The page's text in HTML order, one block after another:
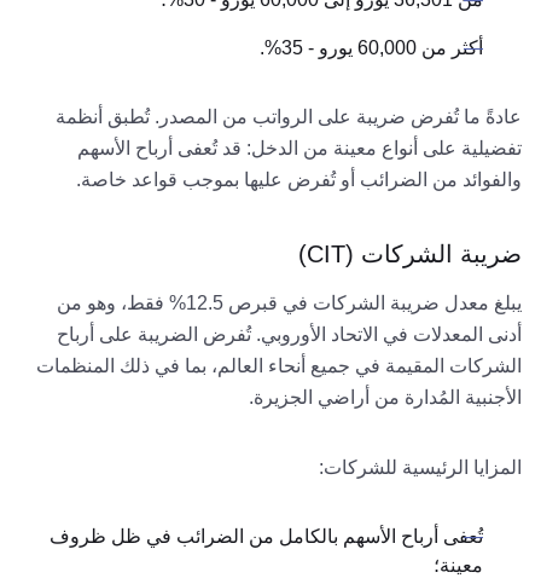
أكثر من 60,000 يورو - 35%.
عادةً ما تُفرض ضريبة على الرواتب من المصدر. تُطبق أنظمة
تفضيلية على أنواع معينة من الدخل: قد تُعفى أرباح الأسهم
والفوائد من الضرائب أو تُفرض عليها بموجب قواعد خاصة.
ضريبة الشركات (CIT)
يبلغ معدل ضريبة الشركات في قبرص 12.5% ​​فقط، وهو من
أدنى المعدلات في الاتحاد الأوروبي. تُفرض الضريبة على أرباح
الشركات المقيمة في جميع أنحاء العالم، بما في ذلك المنظمات
الأجنبية المُدارة من أراضي الجزيرة.
المزايا الرئيسية للشركات:
تُعفى أرباح الأسهم بالكامل من الضرائب في ظل ظروف
معينة؛